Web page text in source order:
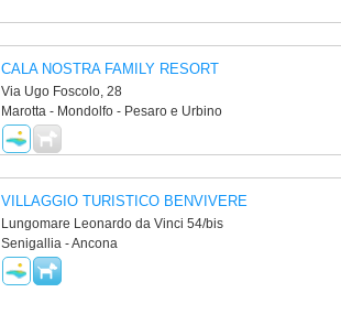
CALA NOSTRA FAMILY RESORT
Via Ugo Foscolo, 28
Marotta - Mondolfo - Pesaro e Urbino
VILLAGGIO TURISTICO BENVIVERE
Lungomare Leonardo da Vinci 54/bis
Senigallia - Ancona